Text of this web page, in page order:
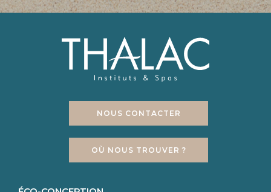
NOUS CONTACTER
OÙ NOUS TROUVER ?